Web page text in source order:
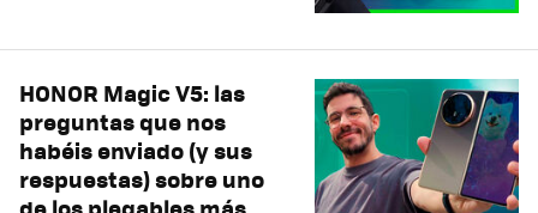
HONOR Magic V5: las
preguntas que nos
habéis enviado (y sus
respuestas) sobre uno